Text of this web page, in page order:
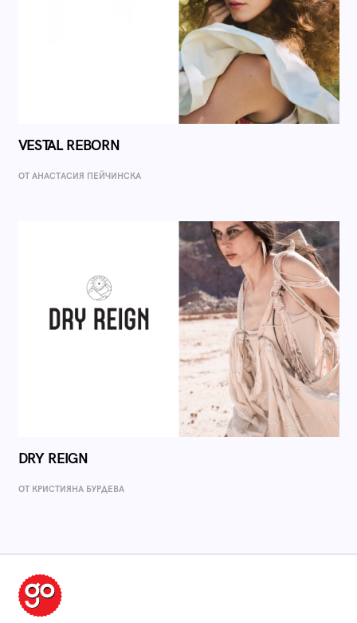
VESTAL REBORN
ОТ AНАСТАСИЯ ПЕЙЧИНСКА
DRY REIGN
ОТ КРИСТИЯНА БУРДЕВА